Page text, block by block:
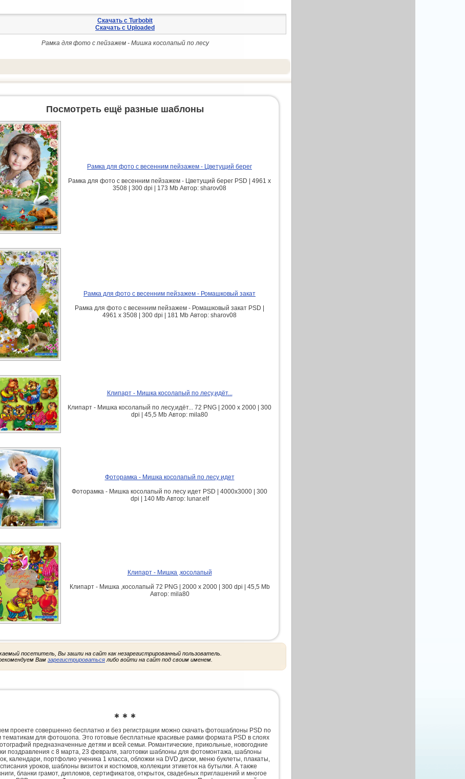
Скачать с Turbobit
Скачать с Uploaded
Рамка для фото с пейзажем - Мишка косолапый по лесу
Посмотреть ещё разные шаблоны
Рамка для фото с весенним пейзажем - Цветущий берег
Рамка для фото с весенним пейзажем - Цветущий берег PSD | 4961 х
3508 | 300 dpi | 173 Mb Автор: sharov08
Рамка для фото с весенним пейзажем - Ромашковый закат
Рамка для фото с весенним пейзажем - Ромашковый закат PSD |
4961 х 3508 | 300 dpi | 181 Mb Автор: sharov08
Клипарт - Мишка косолапый по лесу,идёт...
Клипарт - Мишка косолапый по лесу,идёт... 72 PNG | 2000 x 2000 | 300
dpi | 45,5 Mb Автор: mila80
Фоторамка - Мишка косолапый по лесу идет
Фоторамка - Мишка косолапый по лесу идет PSD | 4000х3000 | 300
dpi | 140 Mb Автор: lunar.elf
Клипарт - Мишка ,косолапый
Клипарт - Мишка ,косолапый 72 PNG | 2000 x 2000 | 300 dpi | 45,5 Mb
Автор: mila80
посетитель, Вы зашли на сайт как незарегистрированный пользователь.
Вам зарегистрироваться либо войти на сайт под своим именем.
✱ ✱ ✱
проекте совершенно бесплатно и без регистрации можно скачать фотошаблоны PSD по
для фотошопа. Это готовые бесплатные красивые рамки формата PSD в слоях
предназначенные детям и всей семьи. Романтические, прикольные, новогодние
поздравления с 8 марта, 23 февраля, заготовки шаблоны для фотомонтажа, шаблоны
календари, портфолио ученика 1 класса, обложки на DVD диски, меню буклеты, плакаты,
уроков, шаблоны визиток и костюмов, коллекции этикеток на бутылки. А также
бланки грамот, дипломов, сертификатов, открыток, свадебных приглашений и многое